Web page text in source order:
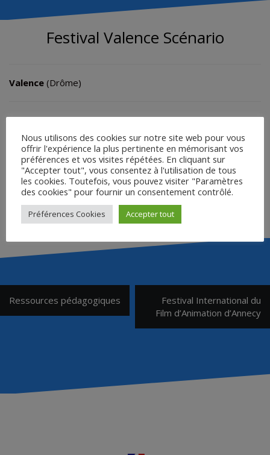
Festival Valence Scénario
Valence (Drôme)
Pas d’édition de festival 2026 annoncée
( 28ème édition du 2 au 7 juin 2025)
Site duFestival Valence Scénario
Navigation
de
Ressources pédagogiques
Festival International du
Film d’Animation d’Annecy
Nous utilisons des cookies sur notre site web pour vous
offrir l'expérience la plus pertinente en mémorisant vos
préférences et vos visites répétées. En cliquant sur
"Accepter tout", vous consentez à l'utilisation de tous
les cookies. Toutefois, vous pouvez visiter "Paramètres
des cookies" pour fournir un consentement contrôlé.
Préférences Cookies Accepter tout